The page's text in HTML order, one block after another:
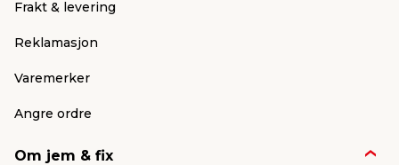
Frakt & levering
Reklamasjon
Varemerker
Angre ordre
Om jem & fix